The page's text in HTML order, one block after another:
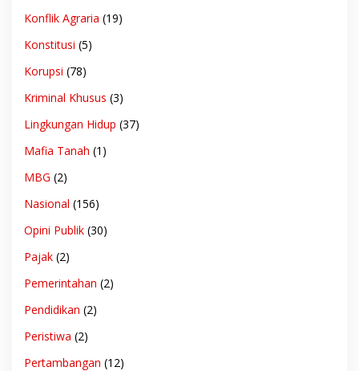
Konflik Agraria (19)
Konstitusi (5)
Korupsi (78)
Kriminal Khusus (3)
Lingkungan Hidup (37)
Mafia Tanah (1)
MBG (2)
Nasional (156)
Opini Publik (30)
Pajak (2)
Pemerintahan (2)
Pendidikan (2)
Peristiwa (2)
Pertambangan (12)